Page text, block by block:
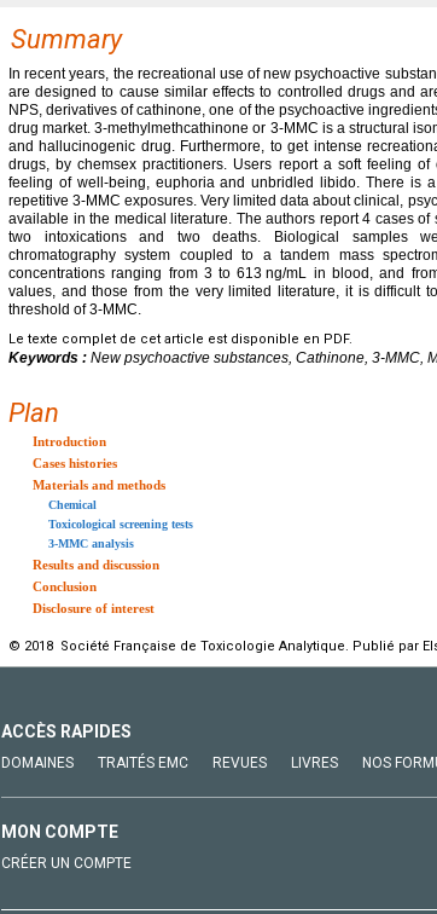
Summary
In recent years, the recreational use of new psychoactive
are designed to cause similar effects to controlled drugs and
NPS, derivatives of cathinone, one of the psychoactive
drug market. 3-methylmethcathinone or 3-MMC is a structural
and hallucinogenic drug. Furthermore, to get intense
drugs, by chemsex practitioners. Users report a soft feeling
feeling of well-being, euphoria and unbridled libido. There is
repetitive 3-MMC exposures. Very limited data about clinical,
available in the medical literature. The authors report 4 cases
two intoxications and two deaths. Biological samples
chromatography system coupled to a tandem mass
concentrations ranging from 3 to 613 ng/mL in blood, and
values, and those from the very limited literature, it is difficult
threshold of 3-MMC.
Le texte complet de cet article est disponible en PDF.
Keywords : New psychoactive substances, Cathinone, 3-MMC,
Plan
Introduction
Cases histories
Materials and methods
Chemical
Toxicological screening tests
3-MMC analysis
Results and discussion
Conclusion
Disclosure of interest
© 2018 Société Française de Toxicologie Analytique. Publié par
ACCÈS RAPIDES
DOMAINES TRAITÉS EMC REVUES LIVRES NOS
MON COMPTE
CRÉER UN COMPTE